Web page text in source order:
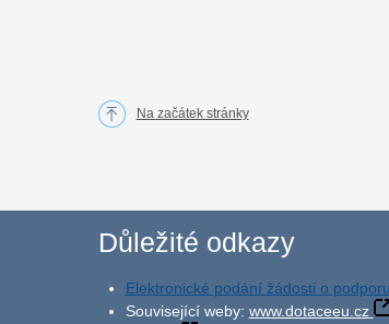
Na začátek stránky
Důležité odkazy
Elektronické podání žádosti o
Související weby: www.dotaceeu.cz